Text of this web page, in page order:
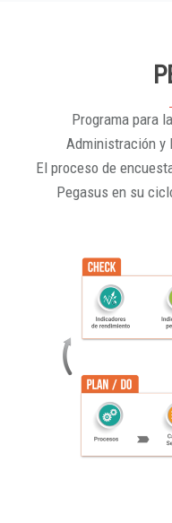
Programa para
Administración y
El proceso de
Pegasus en su